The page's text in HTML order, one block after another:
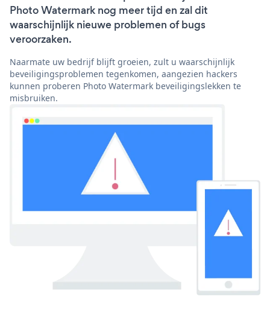
Photo Watermark nog meer tijd en zal dit
waarschijnlijk nieuwe problemen of bugs
veroorzaken.
Naarmate uw bedrijf blijft groeien, zult u waarschijnlijk
beveiligingsproblemen tegenkomen, aangezien hackers
kunnen proberen Photo Watermark beveiligingslekken te
misbruiken.